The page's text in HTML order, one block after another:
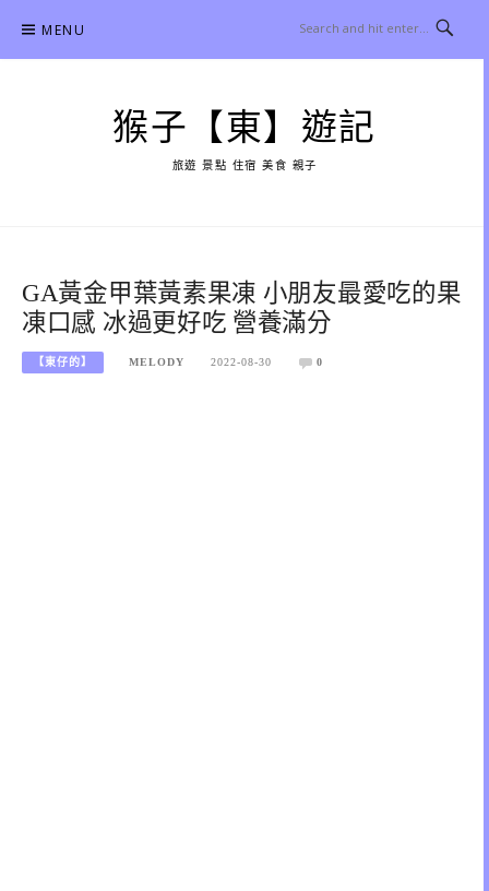
content
MENU
猴子【東】遊記
旅遊 景點 住宿 美食 親子
GA黃金甲葉黃素果凍 小朋友最愛吃的果
凍口感 冰過更好吃 營養滿分
【東仔的】 MELODY 2022-08-30 0